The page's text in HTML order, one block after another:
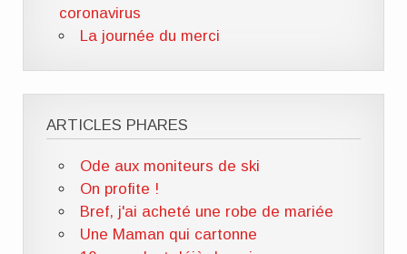
coronavirus
La journée du merci
ARTICLES PHARES
Ode aux moniteurs de ski
On profite !
Bref, j'ai acheté une robe de mariée
Une Maman qui cartonne